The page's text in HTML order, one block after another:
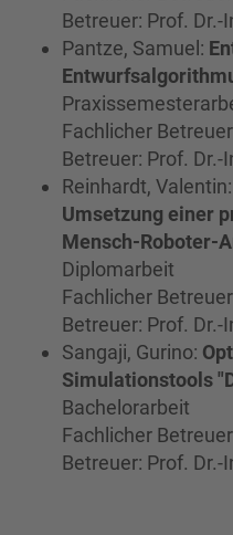
Betreuer: Prof.
Pantze, Samuel:
Fachlicher
Betreuer: Prof.
Reinhardt, Valentin:
Umsetzung einer
Mensch-Roboter-
Diplomarbeit
Fachlicher
Betreuer: Prof.
Sangaji, Gurino:
Simulationstools
Bachelorarbeit
Fachlicher
Betreuer: Prof.